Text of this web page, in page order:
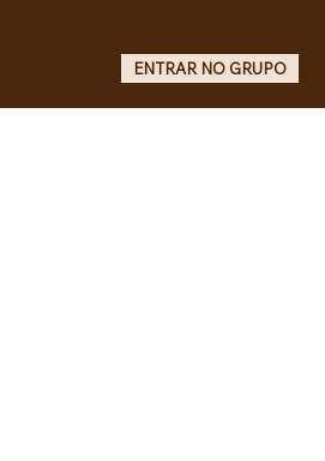
ENTRAR NO GRUPO